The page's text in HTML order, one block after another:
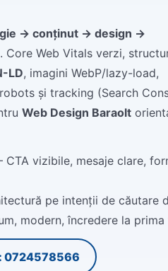
→ conținut → design →
. Core Web Vitals verzi,
LD, imagini WebP/lazy-load,
și tracking (Search
Web Design Baraolt
vizibile, mesaje clare,
pe intenții de căutare
modern, încredere la prima
0724578566